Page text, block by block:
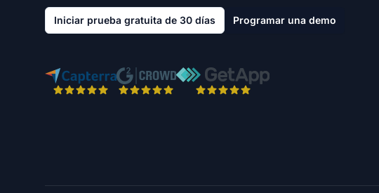
Iniciar prueba gratuita de 30 días Programar una demo